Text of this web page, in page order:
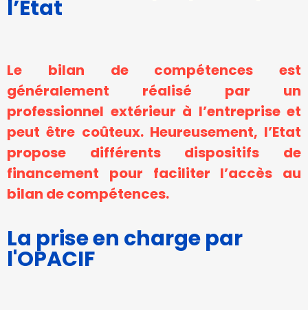
l’État
Le bilan de compétences est
généralement réalisé par un
professionnel extérieur à l’entreprise et
peut être coûteux. Heureusement, l’Etat
propose différents dispositifs de
financement pour faciliter l’accès au
bilan de compétences.
La prise en charge par
l'OPACIF
améliorer la
fonctionnalité
fonction de
la façon dont
le site Web
est utilisé.
Experience
Afin que notre
site Web
fonctionne
possible lors
de votre
visite. Si vous
refusez ces